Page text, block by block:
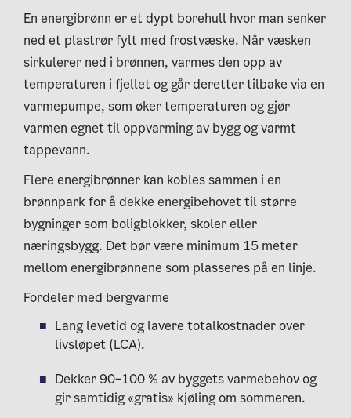
En energibrønn er et dypt borehull hvor man senker
ned et plastrør fylt med frostvæske. Når væsken
sirkulerer ned i brønnen, varmes den opp av
temperaturen i fjellet og går deretter tilbake via en
varmepumpe, som øker temperaturen og gjør
varmen egnet til oppvarming av bygg og varmt
tappevann.
Flere energibrønner kan kobles sammen i en
brønnpark for å dekke energibehovet til større
bygninger som boligblokker, skoler eller
næringsbygg. Det bør være minimum 15 meter
mellom energibrønnene som plasseres på en linje.
Fordeler med bergvarme
Lang levetid og lavere totalkostnader over
livsløpet (LCA).
Dekker 90–100 % av byggets varmebehov og
gir samtidig «gratis» kjøling om sommeren.